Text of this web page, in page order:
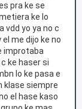
pra ke se
ke lo
vdd yo ya no c
me dijo ke no
improtaba
ke haser si
lo ke pasa e
klase siempre
el hase kaso